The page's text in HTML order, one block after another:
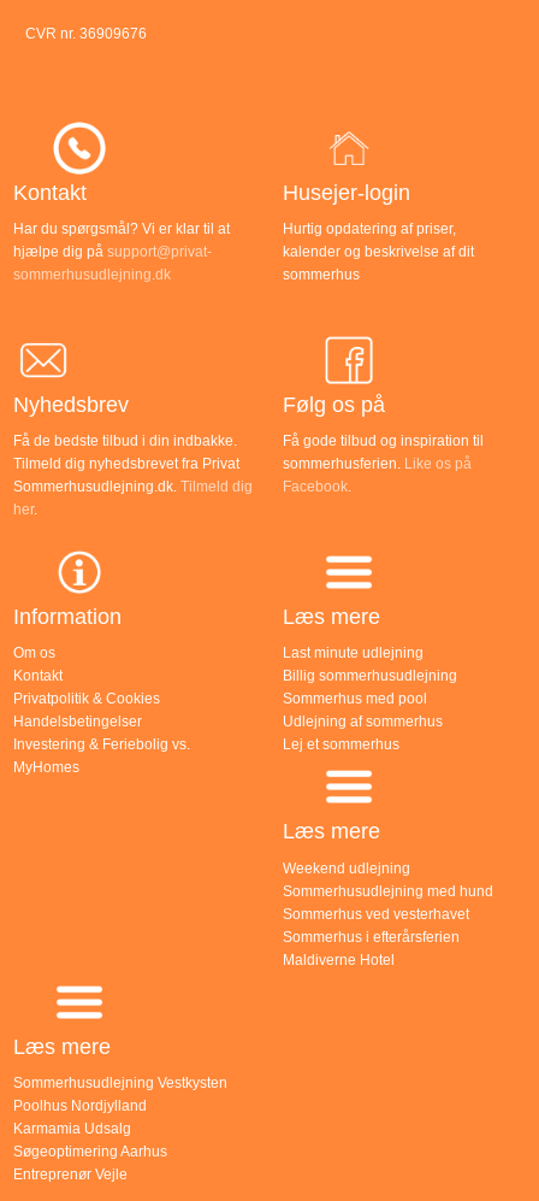
CVR nr. 36909676
Kontakt
Har du spørgsmål? Vi er klar til at
hjælpe dig på support@privat-
sommerhusudlejning.dk
Husejer-login
Hurtig opdatering af priser,
kalender og beskrivelse af dit
sommerhus
Nyhedsbrev
Få de bedste tilbud i din indbakke.
Tilmeld dig nyhedsbrevet fra Privat
Sommerhusudlejning.dk.Tilmeld dig
her.
Følg os på
Få gode tilbud og inspiration til
sommerhusferien. Like os på
Facebook.
Information
Om os
Kontakt
Privatpolitik & Cookies
Handelsbetingelser
Investering & Feriebolig vs.
MyHomes
Læs mere
Last minute udlejning
Billig sommerhusudlejning
Sommerhus med pool
Udlejning af sommerhus
Lej et sommerhus
Læs mere
Weekend udlejning
Sommerhusudlejning med hund
Sommerhus ved vesterhavet
Sommerhus i efterårsferien
Maldiverne Hotel
Læs mere
Sommerhusudlejning Vestkysten
Poolhus Nordjylland
Karmamia Udsalg
Søgeoptimering Aarhus
Entreprenør Vejle